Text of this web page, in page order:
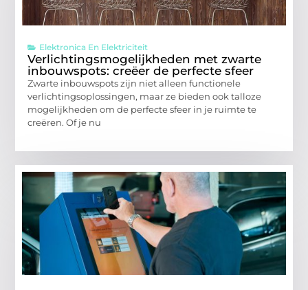
Elektronica En Elektriciteit
Verlichtingsmogelijkheden met zwarte
inbouwspots: creëer de perfecte sfeer
Zwarte inbouwspots zijn niet alleen functionele
verlichtingsoplossingen, maar ze bieden ook talloze
mogelijkheden om de perfecte sfeer in je ruimte te
creëren. Of je nu